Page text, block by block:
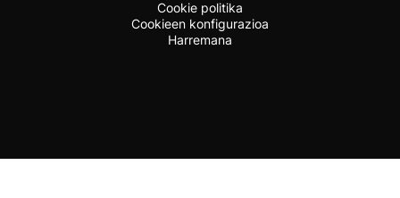
Cookie politika
Cookieen konfigurazioa
Harremana